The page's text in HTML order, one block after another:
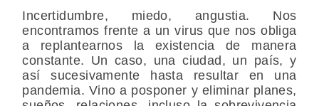
Incertidumbre, miedo, angustia. Nos
encontramos frente a un virus que nos obliga
a replantearnos la existencia de manera
constante. Un caso, una ciudad, un país, y
así sucesivamente hasta resultar en una
pandemia. Vino a posponer y eliminar planes,